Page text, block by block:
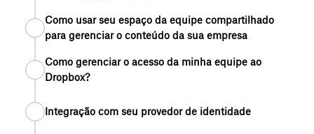
Como usar seu espaço da equipe compartilhado
para gerenciar o conteúdo da sua empresa
Como gerenciar o acesso da minha equipe ao
Dropbox?
Integração com seu provedor de identidade